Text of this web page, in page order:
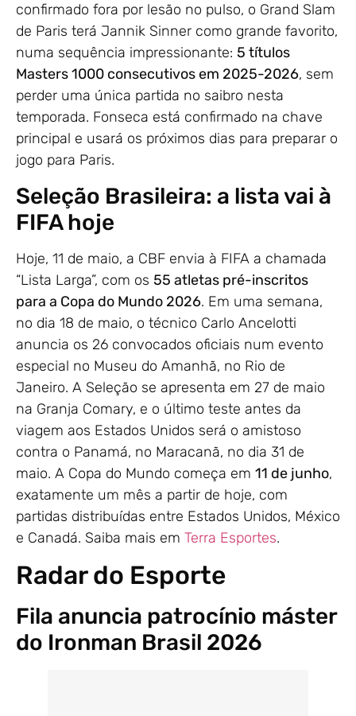
confirmado fora por lesão no pulso, o Grand Slam
de Paris terá Jannik Sinner como grande favorito,
numa sequência impressionante: 5 títulos
Masters 1000 consecutivos em 2025-2026, sem
perder uma única partida no saibro nesta
temporada. Fonseca está confirmado na chave
principal e usará os próximos dias para preparar o
jogo para Paris.
Seleção Brasileira: a lista vai à
FIFA hoje
Hoje, 11 de maio, a CBF envia à FIFA a chamada
“Lista Larga”, com os 55 atletas pré-inscritos
para a Copa do Mundo 2026. Em uma semana,
no dia 18 de maio, o técnico Carlo Ancelotti
anuncia os 26 convocados oficiais num evento
especial no Museu do Amanhã, no Rio de
Janeiro. A Seleção se apresenta em 27 de maio
na Granja Comary, e o último teste antes da
viagem aos Estados Unidos será o amistoso
contra o Panamá, no Maracanã, no dia 31 de
maio. A Copa do Mundo começa em 11 de junho,
exatamente um mês a partir de hoje, com
partidas distribuídas entre Estados Unidos, México
e Canadá. Saiba mais em Terra Esportes.
Radar do Esporte
Fila anuncia patrocínio máster
do Ironman Brasil 2026